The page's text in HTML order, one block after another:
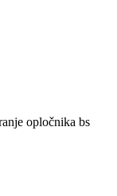
opločnika bs